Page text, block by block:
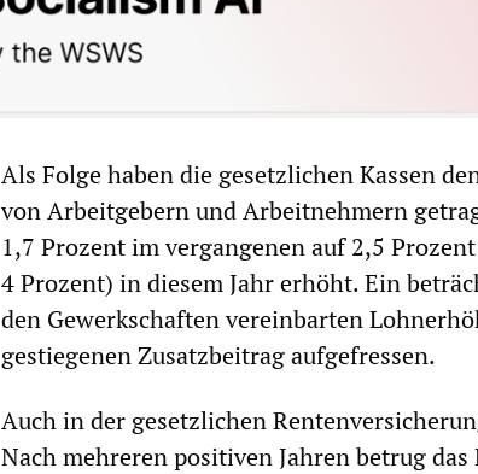
Als Folge haben die gesetzlichen Kassen
von Arbeitgebern und Arbeitnehmern
1,7 Prozent im vergangenen auf 2,5
4 Prozent) in diesem Jahr erhöht. Ein
den Gewerkschaften vereinbarten
gestiegenen Zusatzbeitrag aufgefressen.
Auch in der gesetzlichen
Nach mehreren positiven Jahren betrug